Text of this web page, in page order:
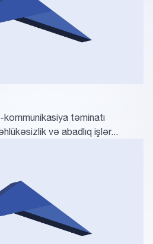
kommunikasiya təminatı
və abadlıq işlər...